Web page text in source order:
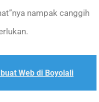
nampak canggih
Web di Boyolali